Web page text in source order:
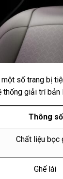
số trang bị
thống giải trí
Thông số
Chất liệu bọc
Ghế lái